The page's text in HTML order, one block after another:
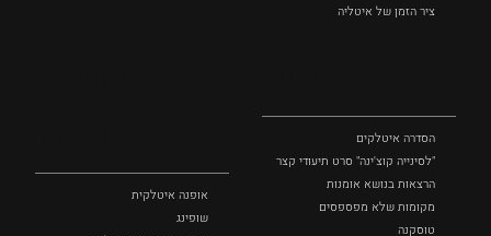
ציר הזמן של איטליה
הסדרה איטלקים
"לסינייה קוצ'ינה" סרט תיעודי קצר
הרצאות בנושא אומנות
מקומות שלא מפספסים
טוסקנה
אופנה איטלקית
שופינג